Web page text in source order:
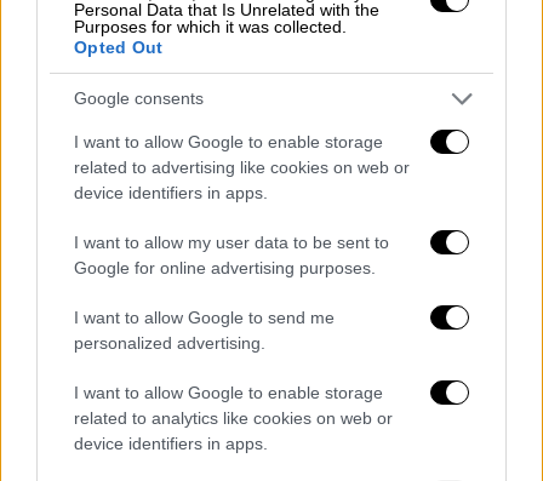
Personal Data that Is Unrelated with the
Purposes for which it was collected.
Opted Out
Google consents
I want to allow Google to enable storage
related to advertising like cookies on web or
device identifiers in apps.
I want to allow my user data to be sent to
Google for online advertising purposes.
I want to allow Google to send me
personalized advertising.
I want to allow Google to enable storage
related to analytics like cookies on web or
device identifiers in apps.
κατάστασης της υγείας των ασθενών.
Με τον τρόπο αυτό βέβαια θα είναι εφικτός
και ο έλεγχος των
υπηρεσιών
καθώς συχνά πληρώνονται υπηρεσίες οι
οποίες όμως δεν πραγματοποιούνται ποτέ.
Όμως το υπουργείο Υγείας δρομολογεί και
έναν ψηφιακό μετασχηματισμό και για τον
ΕΟΠΥΥ, ώστε ο Οργανισμός να διαθέτει μόνο
διευκολύνουν την Πολιτεία στους ελέγχους,
αλλά και τους ασφαλισμένους όπως και τους